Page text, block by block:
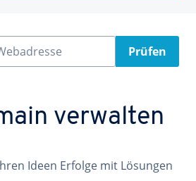
Prüfen
verwalten
Ideen Erfolge mit Lösungen